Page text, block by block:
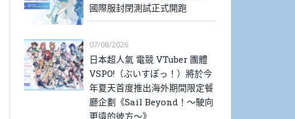
國際服封閉測試正式開跑
07/08/2026
日本超人氣 電競 VTuber 團體
VSPO!（ぶいすぽっ！）將於今
年夏天首度推出海外期間限定餐
廳企劃《Sail Beyond！～駛向
更遠的彼方～》